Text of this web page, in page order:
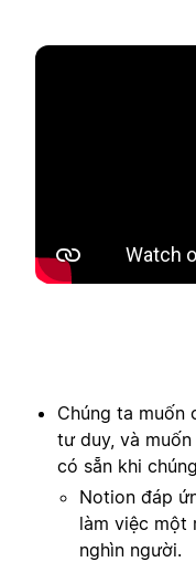
Chúng ta muốn
tư duy, và
có sẵn khi
Notion đáp
làm việc một
nghìn người.